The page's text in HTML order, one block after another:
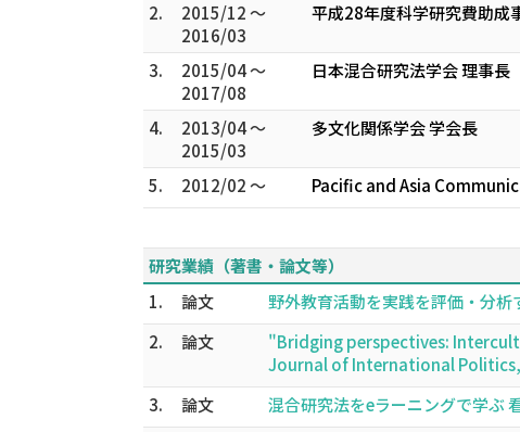
2.
2015/12 ～
2016/03
平成28年度科学研究費助成
3.
2015/04 ～
2017/08
日本混合研究法学会 理事長
4.
2013/04 ～
2015/03
多文化関係学会 学会長
5. 2012/02 ～
Pacific and Asia
研究業績（著書・論文等）
1.
論文
野外教育活動を実践を評価・分
2.
論文
"Bridging perspectives:
Journal of International
3.
論文
混合研究法をeラーニングで学ぶ